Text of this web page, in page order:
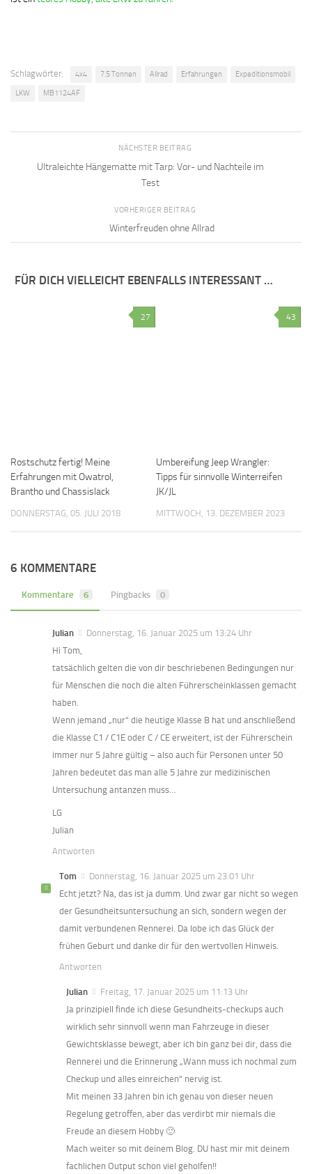
Schlagwörter: 4x4 7.5 Tonnen Allrad Erfahrungen Expeditionsmobil
LKW MB1124AF
NÄCHSTER BEITRAG
Ultraleichte Hängematte mit Tarp: Vor- und Nachteile im
Test
VORHERIGER BEITRAG
Winterfreuden ohne Allrad
FÜR DICH VIELLEICHT EBENFALLS INTERESSANT …
27
Rostschutz fertig! Meine
Erfahrungen mit Owatrol,
Brantho und Chassislack
DONNERSTAG, 05. JULI 2018
43
Umbereifung Jeep Wrangler:
Tipps für sinnvolle Winterreifen
JK/JL
MITTWOCH, 13. DEZEMBER 2023
6 KOMMENTARE
Kommentare 6 Pingbacks 0
Julian
Donnerstag, 16. Januar 2025 um 13:24 Uhr
Hi Tom,
tatsächlich gelten die von dir beschriebenen Bedingungen nur
für Menschen die noch die alten Führerscheinklassen gemacht
haben.
Wenn jemand „nur“ die heutige Klasse B hat und anschließend
die Klasse C1 / C1E oder C / CE erweitert, ist der Führerschein
immer nur 5 Jahre gültig – also auch für Personen unter 50
Jahren bedeutet das man alle 5 Jahre zur medizinischen
Untersuchung antanzen muss…
LG
Julian
Antworten
Tom
Donnerstag, 16. Januar 2025 um 23:01 Uhr
Echt jetzt? Na, das ist ja dumm. Und zwar gar nicht so wegen
der Gesundheitsuntersuchung an sich, sondern wegen der
damit verbundenen Rennerei. Da lobe ich das Glück der
frühen Geburt und danke dir für den wertvollen Hinweis.
Antworten
Julian
Freitag, 17. Januar 2025 um 11:13 Uhr
Ja prinzipiell finde ich diese Gesundheits-checkups auch
wirklich sehr sinnvoll wenn man Fahrzeuge in dieser
Gewichtsklasse bewegt, aber ich bin ganz bei dir, dass die
Rennerei und die Erinnerung „Wann muss ich nochmal zum
Checkup und alles einreichen“ nervig ist.
Mit meinen 33 Jahren bin ich genau von dieser neuen
Regelung getroffen, aber das verdirbt mir niemals die
Freude an diesem Hobby 🙂
Mach weiter so mit deinem Blog. DU hast mir mit deinem
fachlichen Output schon viel geholfen!!